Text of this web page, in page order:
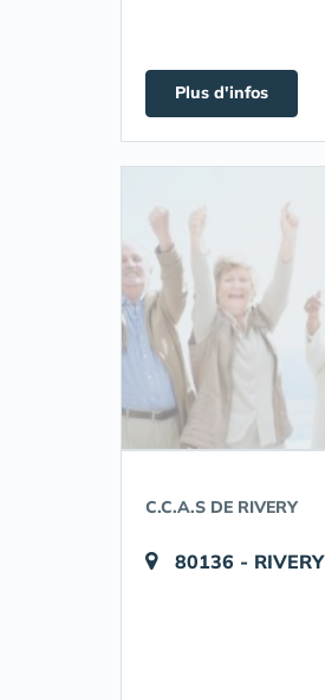
Plus d'infos
C.C.A.S DE RIVERY
80136 - RIVERY